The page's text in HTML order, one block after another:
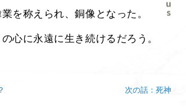
を称えられ、銅像となった。
心に永遠に生き続けるだろう。
次の話：死神